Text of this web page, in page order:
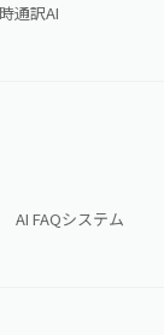
通訳AI
AI FAQシステム